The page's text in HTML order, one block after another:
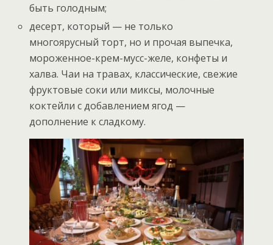
быть голодным;
десерт, который — не только
многоярусный торт, но и прочая выпечка,
мороженное-крем-мусс-желе, конфеты и
халва. Чаи на травах, классические, свежие
фруктовые соки или миксы, молочные
коктейли с добавлением ягод —
дополнение к сладкому.